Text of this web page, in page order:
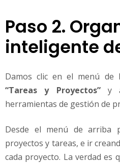
Paso 2.
inteligente
Damos clic en el menú de
“Tareas y Proyectos”y
herramientas de gestión de
Desde el menú de arriba
proyectos y tareas, e ir
cada proyecto. La verdad es